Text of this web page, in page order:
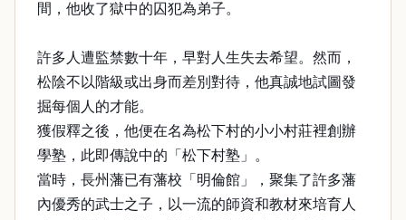
間，他收了獄中的囚犯為弟子。
許多人遭監禁數十年，早對人生失去希望。然而，
松陰不以階級或出身而差別對待，他真誠地試圖發
掘每個人的才能。
獲假釋之後，他便在名為松下村的小小村莊裡創辦
學塾，此即傳說中的「松下村塾」。
當時，長州藩已有藩校「明倫館」，聚集了許多藩
內優秀的武士之子，以一流的師資和教材來培育人